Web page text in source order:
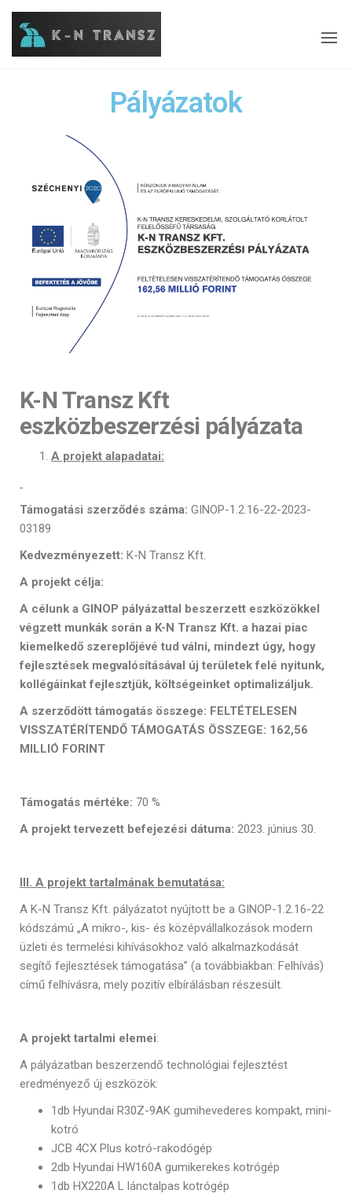
specialistája
Pályázatok
K-N Transz Kft
eszközbeszerzési pályázata
A projekt alapadatai:
Támogatási szerződés száma: GINOP-1.2.16-22-2023-
03189
Kedvezményezett: K-N Transz Kft.
A projekt célja:
A célunk a GINOP pályázattal beszerzett eszközökkel
végzett munkák során a K-N Transz Kft. a hazai piac
kiemelkedő szereplőjévé tud válni, mindezt úgy, hogy
fejlesztések megvalósításával új területek felé nyitunk,
kollégáinkat fejlesztjük, költségeinket optimalizáljuk.
A szerződött támogatás összege: FELTÉTELESEN
VISSZATÉRÍTENDŐ TÁMOGATÁS ÖSSZEGE: 162,56
MILLIÓ FORINT
Támogatás mértéke: 70 %
A projekt tervezett befejezési dátuma: 2023. június 30.
III. A projekt tartalmának bemutatása:
A K-N Transz Kft. pályázatot nyújtott be a GINOP-1.2.16-22
kódszámú „A mikro-, kis- és középvállalkozások modern
üzleti és termelési kihívásokhoz való alkalmazkodását
segítő fejlesztések támogatása” (a továbbiakban: Felhívás)
című felhívásra, mely pozitív elbírálásban részesült.
A projekt tartalmi elemei:
A pályázatban beszerzendő technológiai fejlesztést
eredményező új eszközök:
1db Hyundai R30Z-9AK gumihevederes kompakt, mini-
kotró
JCB 4CX Plus kotró-rakodógép
2db Hyundai HW160A gumikerekes kotrógép
1db HX220A L lánctalpas kotrógép